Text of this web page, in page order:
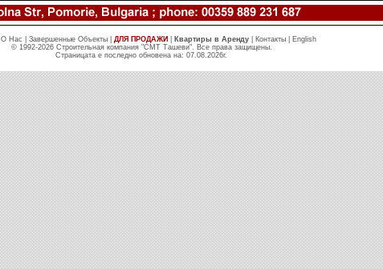
O Нас Завершенные Объекты| ДЛЯ ПРОДАЖИ Квартиры в Аренду| Контакты|
English
© 1992-2026 Строительная компания "СМТ Ташеви". Все права защищены.
Страницата е последно обновена на: 07.08.2026г.